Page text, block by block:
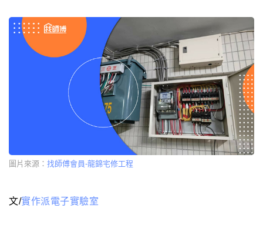
圖片來源： 找師傅會員-龍錦宅修工程
文/實作派電子實驗室